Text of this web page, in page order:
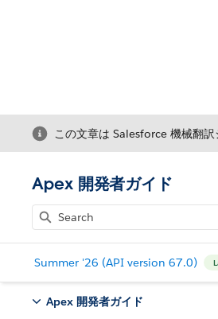
この文章は Salesforce 機械翻
Apex 開発者ガイド
Summer '26 (API version 67.0)
Apex 開発者ガイド